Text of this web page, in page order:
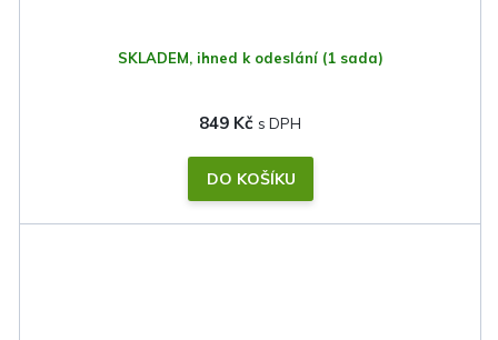
SKLADEM, ihned k odeslání (1 sada)
849 Kč
DO KOŠÍKU